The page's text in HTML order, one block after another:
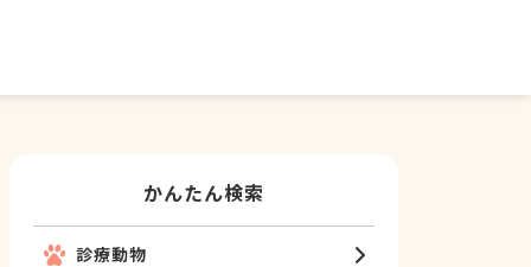
かんたん検索
診療動物